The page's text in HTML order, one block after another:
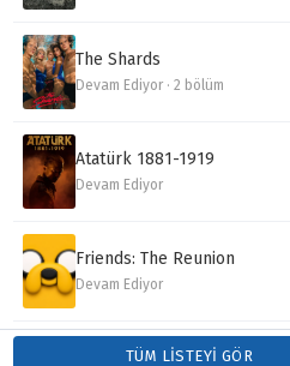
The Shards
Devam Ediyor · 2 bölüm
Atatürk 1881-1919
Devam Ediyor
Friends: The Reunion
Devam Ediyor
TÜM LISTEYI GÖR